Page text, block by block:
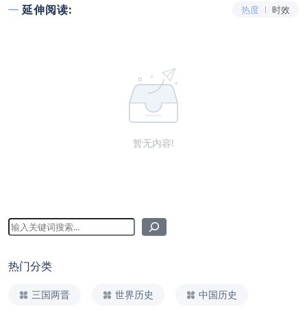
延伸阅读: 热度 时效
暂无内容!
热门分类
三国两晋 世界历史 中国历史